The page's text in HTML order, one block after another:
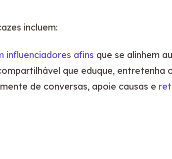
incluem:
influenciadores afins que se alinhem
que eduque,
de conversas, apoie causas e